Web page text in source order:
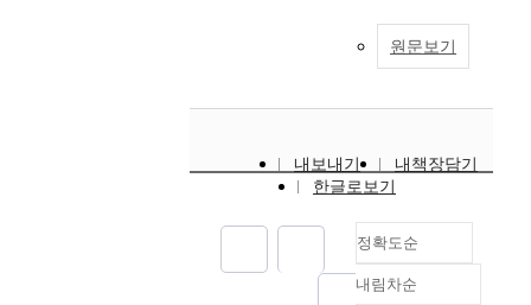
원문보기
내보내기
내책장담기
한글로보기
정확도순
정확도
내림차순